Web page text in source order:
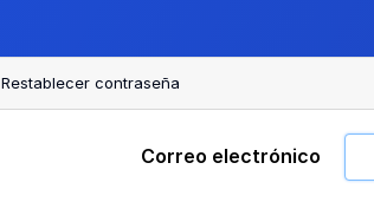
Restablecer contraseña
Correo electrónico